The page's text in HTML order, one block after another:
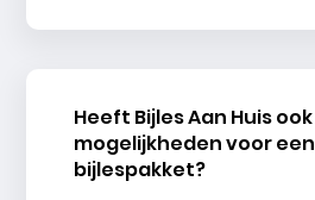
Heeft Bijles Aan Huis ook
mogelijkheden voor een
bijlespakket?